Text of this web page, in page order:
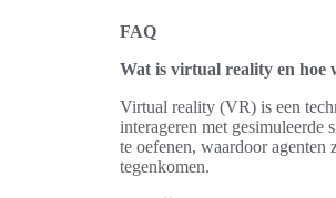
FAQ
Wat is virtual reality en hoe
Virtual reality (VR) is een
interageren met gesimuleerde
te oefenen, waardoor
tegenkomen.